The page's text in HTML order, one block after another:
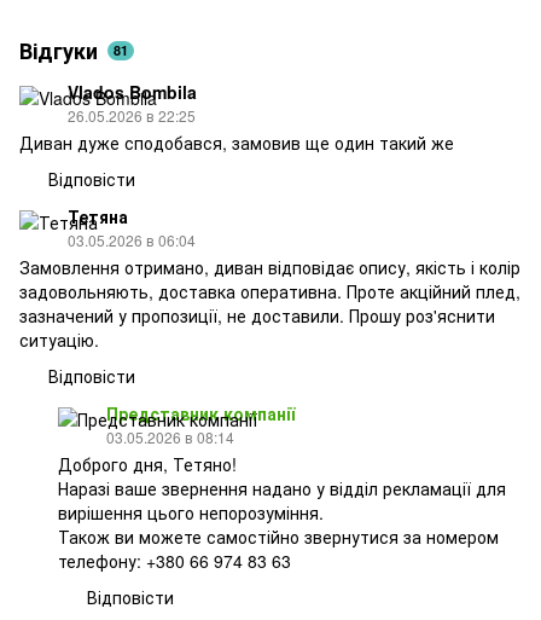
Відгуки 81
Vlados Bombila
26.05.2026 в 22:25
Диван дуже сподобався, замовив ще один такий же
Відповісти
Тетяна
03.05.2026 в 06:04
Замовлення отримано, диван відповідає опису, якість і колір
задовольняють, доставка оперативна. Проте акційний плед,
зазначений у пропозиції, не доставили. Прошу роз'яснити
ситуацію.
Відповісти
Представник компанії
03.05.2026 в 08:14
Доброго дня, Тетяно!
Наразі ваше звернення надано у відділ рекламації для
вирішення цього непорозуміння.
Також ви можете самостійно звернутися за номером
телефону: +380 66 974 83 63
Відповісти